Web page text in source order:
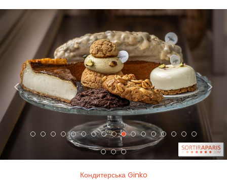
< >
Кондитерська Ginko